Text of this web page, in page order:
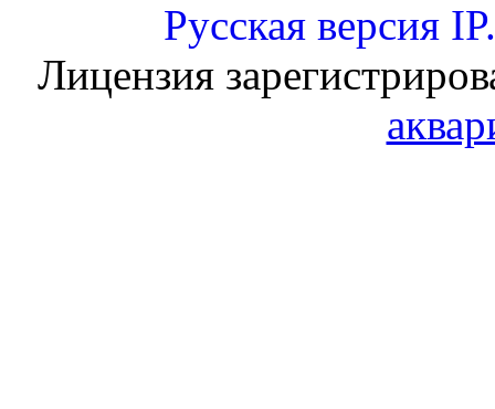
Русская версия
Лицензия